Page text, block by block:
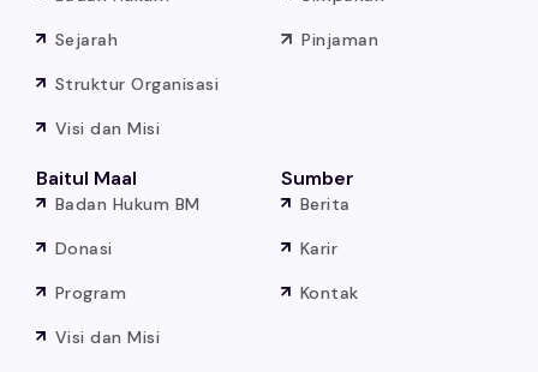
Sejarah
Struktur Organisasi
Visi dan Misi
Pinjaman
Baitul Maal
Badan Hukum BM
Donasi
Program
Visi dan Misi
Sumber
Berita
Karir
Kontak